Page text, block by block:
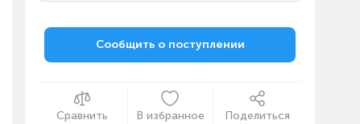
Сообщить о поступлении
Сравнить В избранное Поделиться